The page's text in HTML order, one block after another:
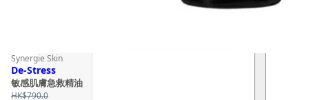
Synergie Skin
De-Stress
敏感肌膚急救精油
HK$790.0